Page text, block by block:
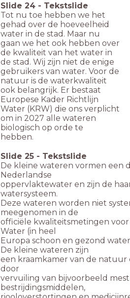
Slide 24 - Tekstslide
Tot nu toe hebben we het
gehad over de hoeveelheid
water in de stad. Maar nu
gaan we het ook hebben over
de kwaliteit van het water in
de stad. Wij zijn niet de enige
gebruikers van water. Voor de
natuur is de waterkwaliteit
ook belangrijk. Er bestaat
Europese Kader Richtlijn
Water (KRW) die ons verplicht
om in 2027 alle wateren
biologisch op orde te
hebben.
Slide 25 - Tekstslide
De kleine wateren vormen een
Nederlandse
oppervlaktewater en zijn de
watersysteem.
Deze wateren worden niet
meegenomen in de
officiële kwaliteitsmetingen
Water (in heel
Europa schoon en gezond
De kleine wateren zijn
een kraamkamer van de natuur
door
vervuiling van bijvoorbeeld
bestrijdingsmiddelen,